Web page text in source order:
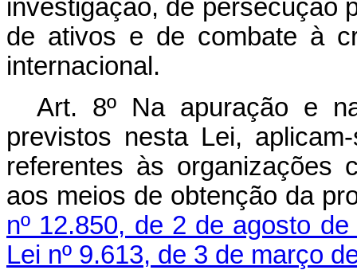
investigação, de persecução
de ativos e de combate à
internacional.
Art. 8º Na apuração e
previstos nesta Lei,
referentes às organizações
aos meios de obtenção da
nº 12.850, de 2 de agosto de
Lei nº 9.613, de 3 de março